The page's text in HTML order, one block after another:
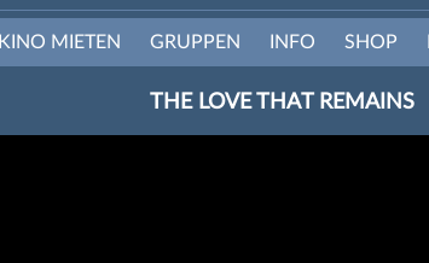
KINO MIETEN GRUPPEN INFO SHOP
THE LOVE THAT REMAINS